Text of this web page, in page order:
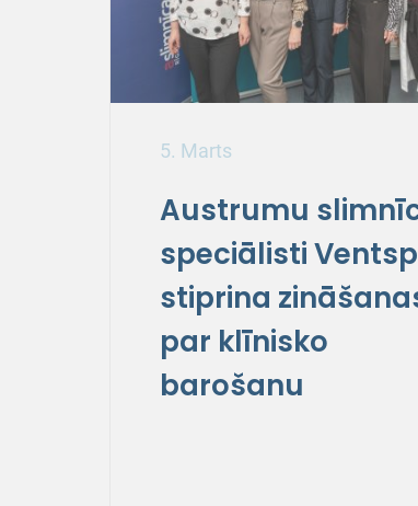
5. Marts
Austrumu
speciālisti
stiprina
par klīnisko
barošanu